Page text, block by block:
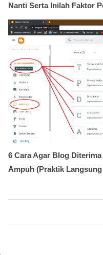
Nanti Serta Inilah Faktor
6 Cara Agar Blog
Ampuh (Praktik